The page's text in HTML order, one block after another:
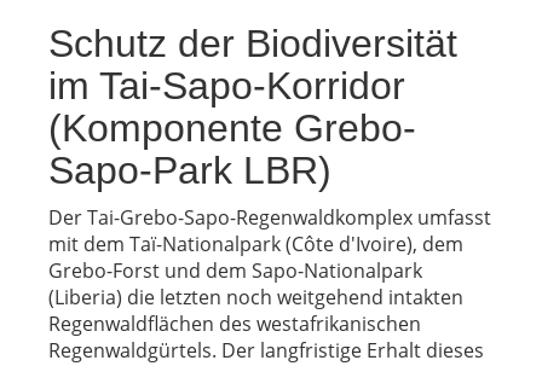
Schutz der Biodiversität
im Tai-Sapo-Korridor
(Komponente Grebo-
Sapo-Park LBR)
Der Tai-Grebo-Sapo-Regenwaldkomplex umfasst
mit dem Taï-Nationalpark (Côte d'Ivoire), dem
Grebo-Forst und dem Sapo-Nationalpark
(Liberia) die letzten noch weitgehend intakten
Regenwaldflächen des westafrikanischen
Regenwaldgürtels. Der langfristige Erhalt dieses